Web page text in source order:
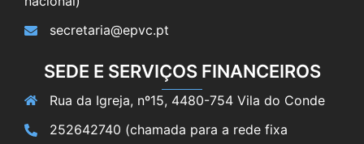
secretaria@epvc.pt
SEDE E SERVIÇOS FINANCEIROS
Rua da Igreja, nº15, 4480-754 Vila do Conde
252642740 (chamada para a rede fixa